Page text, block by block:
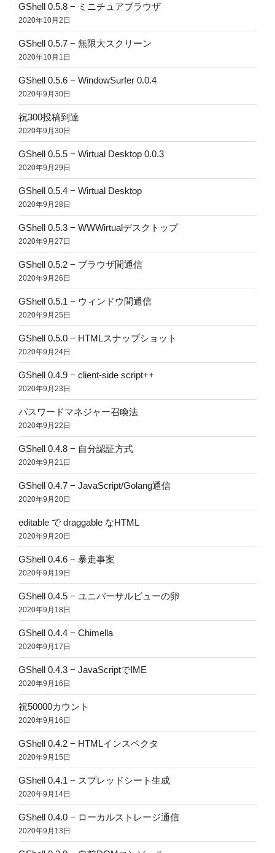
GShell 0.5.8 − ミニチュアブラウザ
2020年10月2日
GShell 0.5.7 − 無限大スクリーン
2020年10月1日
GShell 0.5.6 − WindowSurfer 0.0.4
2020年9月30日
祝300投稿到達
2020年9月30日
GShell 0.5.5 − Wirtual Desktop 0.0.3
2020年9月29日
GShell 0.5.4 − Wirtual Desktop
2020年9月28日
GShell 0.5.3 − WWWirtualデスクトップ
2020年9月27日
GShell 0.5.2 − ブラウザ間通信
2020年9月26日
GShell 0.5.1 − ウィンドウ間通信
2020年9月25日
GShell 0.5.0 − HTMLスナップショット
2020年9月24日
GShell 0.4.9 − client-side script++
2020年9月23日
パスワードマネジャー召喚法
2020年9月22日
GShell 0.4.8 − 自分認証方式
2020年9月21日
GShell 0.4.7 − JavaScript/Golang通信
2020年9月20日
editable で draggable なHTML
2020年9月20日
GShell 0.4.6 − 暴走事案
2020年9月19日
GShell 0.4.5 − ユニバーサルビューの卵
2020年9月18日
GShell 0.4.4 − Chimella
2020年9月17日
GShell 0.4.3 − JavaScriptでIME
2020年9月16日
祝50000カウント
2020年9月16日
GShell 0.4.2 − HTMLインスペクタ
2020年9月15日
GShell 0.4.1 − スプレッドシート生成
2020年9月14日
GShell 0.4.0 − ローカルストレージ通信
2020年9月13日